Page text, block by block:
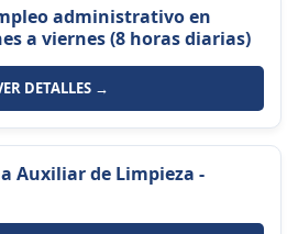
administrativo en
a viernes (8 horas diarias)
DETALLES →
Auxiliar de Limpieza -